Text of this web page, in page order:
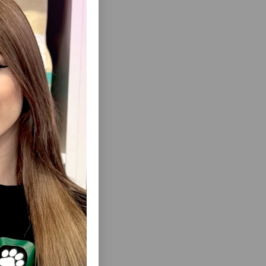
olunmuş
Gör
ÜÇÜN PAŞTET TOYUQ DADI ILƏ 85 QR.